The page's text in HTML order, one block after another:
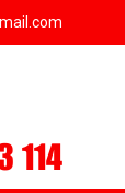
114